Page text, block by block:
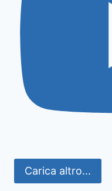
Carica altro...